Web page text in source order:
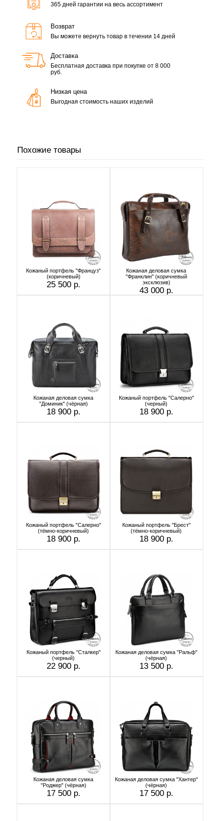
365 дней гарантии на весь ассортимент
Возврат
Вы можете вернуть товар в течении 14 дней
Доставка
Бесплатная доставка при покупке от 8 000
руб.
Низкая цена
Выгодная стоимость наших изделий
Похожие товары
Кожаный портфель "Француз"
(коричневый)
25 500 р.
Кожаная деловая сумка
"Франклин" (коричневый
эксклюзив)
43 000 р.
Кожаная деловая сумка
"Доминик" (чёрная)
18 900 р.
Кожаный портфель "Салерно"
(черный)
18 900 р.
Кожаный портфель "Салерно"
(тёмно-коричневый)
18 900 р.
Кожаный портфель "Брест"
(тёмно-коричневый)
18 900 р.
Кожаный портфель "Сталкер"
(черный)
22 900 р.
Кожаная деловая сумка "Ральф"
(чёрная)
13 500 р.
Кожаная деловая сумка
"Роджер" (чёрная)
17 500 р.
Кожаная деловая сумка "Хантер"
(чёрная)
17 500 р.